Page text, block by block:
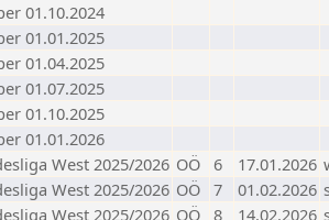
01.10.2024
01.01.2025
01.04.2025
01.07.2025
01.10.2025
01.01.2026
West 2025/2026 OÖ 6 17.01.2026
West 2025/2026 OÖ 7 01.02.2026
West 2025/2026 OÖ 8 14.02.2026